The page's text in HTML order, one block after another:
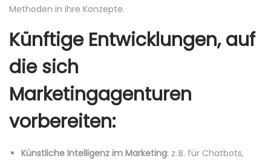
Methoden in ihre Konzepte.
Künftige Entwicklungen, auf
die sich
Marketingagenturen
vorbereiten:
Künstliche Intelligenz im Marketing: z. B. für Chatbots,